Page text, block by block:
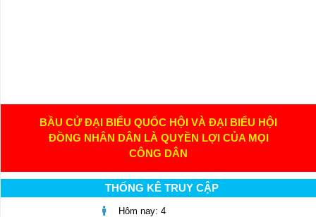
BẦU CỬ ĐẠI BIỂU QUỐC HỘI VÀ ĐẠI BIỂU HỘI
ĐỒNG NHÂN DÂN LÀ QUYỀN LỢI CỦA MỌI
CÔNG DÂN
THỐNG KÊ TRUY CẬP
Hôm nay: 4